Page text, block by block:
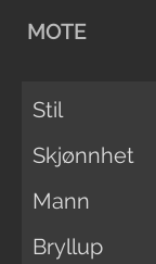
MOTE
Stil
Skjønnhet
Mann
Bryllup